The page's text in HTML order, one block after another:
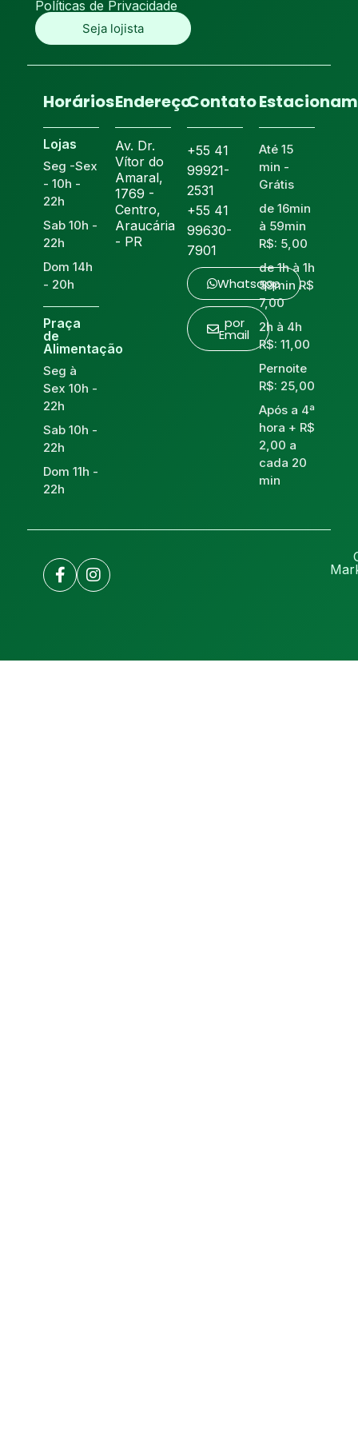
Políticas de Privacidade
Seja lojista
Horários
Lojas
Seg -Sex
- 10h -
22h
Sab 10h -
22h
Dom 14h
- 20h
Praça
de
Alimentação
Seg à
Sex 10h -
22h
Sab 10h -
22h
Dom 11h -
22h
Endereço
Av. Dr.
Vítor do
Amaral,
1769 -
Centro,
Araucária
- PR
Contato
+55 41
99921-
2531
+55 41
99630-
7901
Whatsapp
por
Email
Até 15
min -
Grátis
de 16min
à 59min
R$: 5,00
de 1h à 1h
59min R$
7,00
2h à 4h
R$: 11,00
Pernoite
R$: 25,00
Após a 4ª
hora + R$
2,00 a
cada 20
min